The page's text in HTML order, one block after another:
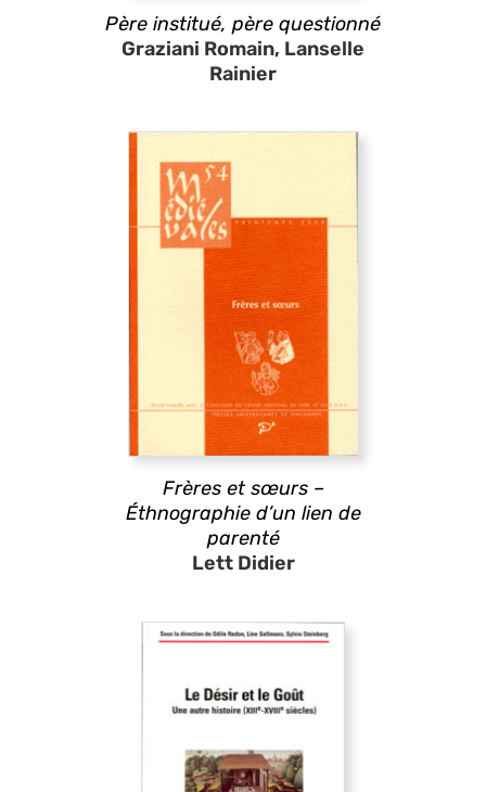
Père institué, père questionné
Graziani Romain, Lanselle
Rainier
Frères et sœurs –
Éthnographie d’un lien de
parenté
Lett Didier